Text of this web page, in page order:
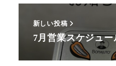
新しい投稿
7月営業スケジュ